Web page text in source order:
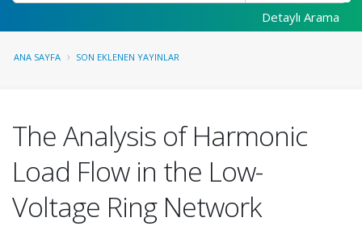
Detaylı Arama
ANA SAYFA SON EKLENEN YAYINLAR
The Analysis of Harmonic
Load Flow in the Low-
Voltage Ring Network